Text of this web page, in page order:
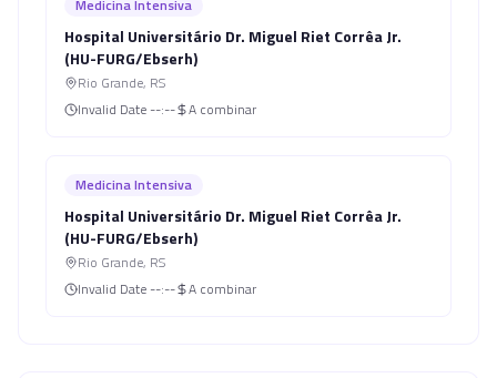
Medicina Intensiva
Hospital Universitário Dr. Miguel Riet Corrêa Jr.
(HU-FURG/Ebserh)
Rio Grande, RS
Invalid Date --:-- A combinar
Medicina Intensiva
Hospital Universitário Dr. Miguel Riet Corrêa Jr.
(HU-FURG/Ebserh)
Rio Grande, RS
Invalid Date --:-- A combinar